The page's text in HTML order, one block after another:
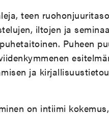
teen
iltojen ja
Puheen
ja
on intiimi